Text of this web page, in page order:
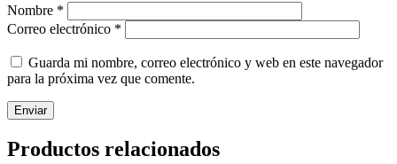
Nombre *
Correo electrónico *
Guarda mi nombre, correo electrónico y web en este navegador
para la próxima vez que comente.
Productos relacionados